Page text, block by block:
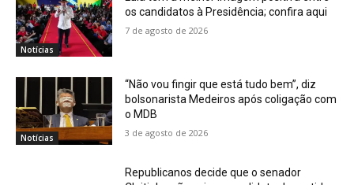
Notícias
os candidatos à Presidência; confira aqui
7 de agosto de 2026
Notícias
“Não vou fingir que está tudo bem”, diz
bolsonarista Medeiros após coligação com
o MDB
3 de agosto de 2026
Republicanos decide que o senador